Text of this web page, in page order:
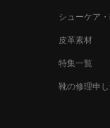
シューケア
皮革素材
特集一覧
靴の修理申